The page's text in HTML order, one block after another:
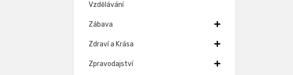
Vzdělávání
Zábava
Zdraví a Krása
Zpravodajství